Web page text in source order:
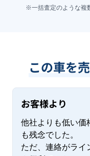
※一括査定のような複
この車を
お客様より
他社よりも低い価
も残念でした。
ただ、連絡がライ